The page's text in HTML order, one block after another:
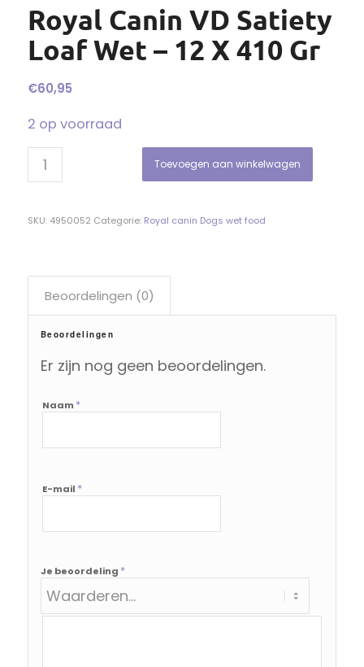
Royal Canin VD Satiety
Loaf Wet – 12 X 410 Gr
€60,95
2 op voorraad
Toevoegen aan winkelwagen
SKU: 4950052 Categorie: Royal canin Dogs wet food
Beoordelingen (0)
Beoordelingen
Er zijn nog geen beoordelingen.
Naam *
E-mail *
Je beoordeling *